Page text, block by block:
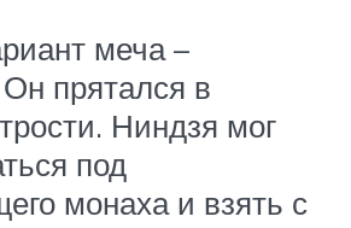
меча –
прятался в
Ниндзя мог
под
монаха и взять с